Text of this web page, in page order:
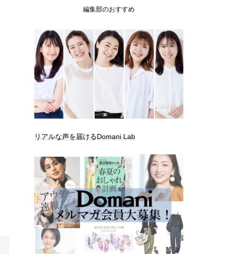
編集部のおすすめ
リアルな声を届けるDomani Lab